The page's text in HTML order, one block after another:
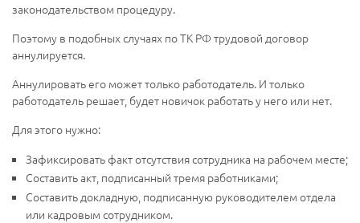
законодательством процедуру.
Поэтому в подобных случаях по ТК РФ трудовой договор
аннулируется.
Аннулировать его может только работодатель. И только
работодатель решает, будет новичок работать у него или нет.
Для этого нужно:
Зафиксировать факт отсутствия сотрудника на рабочем месте;
Составить акт, подписанный тремя работниками;
Составить докладную, подписанную руководителем отдела
или кадровым сотрудником.